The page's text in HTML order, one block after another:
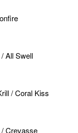
All Swell
/ Coral Kiss
Crevasse